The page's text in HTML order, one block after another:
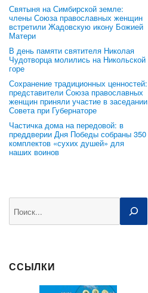
Святыня на Симбирской земле:
члены Союза православных женщин
встретили Жадовскую икону Божией
Матери
В день памяти святителя Николая
Чудотворца молились на Никольской
горе
Сохранение традиционных ценностей:
представители Союза православных
женщин приняли участие в заседании
Совета при Губернаторе
Частичка дома на передовой: в
преддверии Дня Победы собраны 350
комплектов «сухих душей» для
наших воинов
ССЫЛКИ